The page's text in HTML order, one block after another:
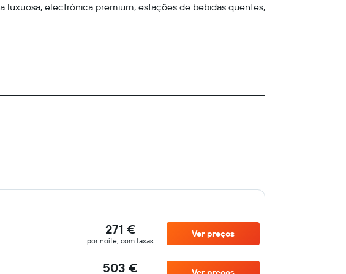
electrónica premium, estações de bebidas quentes,
271 €
por noite, com taxas
Ver preços
503 €